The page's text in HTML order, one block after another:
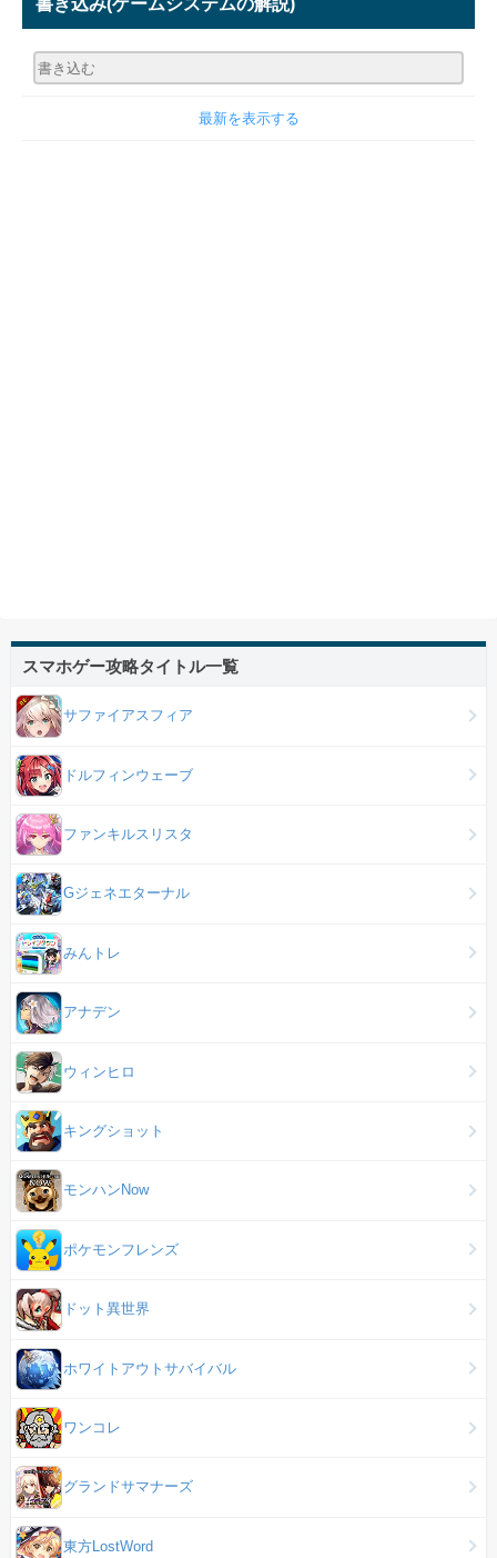
書き込み(ゲームシステムの解説)
最新を表示する
スマホゲー攻略タイトル一覧
サファイアスフィア
ドルフィンウェーブ
ファンキルスリスタ
Gジェネエターナル
みんトレ
アナデン
ウィンヒロ
キングショット
モンハンNow
ポケモンフレンズ
ドット異世界
ホワイトアウトサバイバル
ワンコレ
グランドサマナーズ
東方LostWord